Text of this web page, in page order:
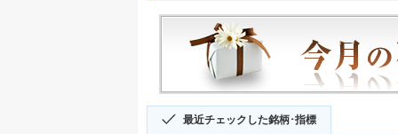
最近チェックした銘柄･指標